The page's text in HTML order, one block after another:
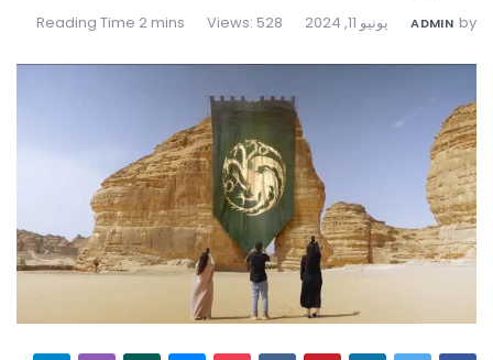
by
ADMIN يونيو 11, 2024 Views: 528